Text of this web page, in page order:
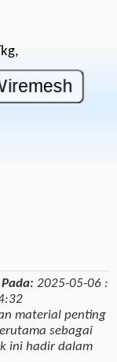
Pada: 2025-05-06 :
material penting
sebagai
ini hadir dalam